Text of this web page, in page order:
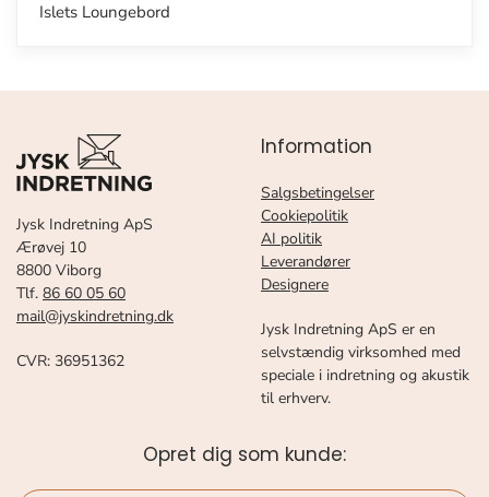
Islets Loungebord
Jysk Indretning ApS
Ærøvej 10
8800 Viborg
Tlf. 86 60 05 60
mail@jyskindretning.dk
CVR: 36951362
Information
Salgsbetingelser
Cookiepolitik
AI politik
Leverandører
Designere
Jysk Indretning ApS er en
selvstændig virksomhed med
speciale i indretning og akustik
til erhverv.
Opret dig som kunde: